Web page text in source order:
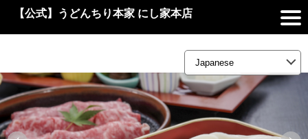
【公式】うどんちり本家 にし家本店